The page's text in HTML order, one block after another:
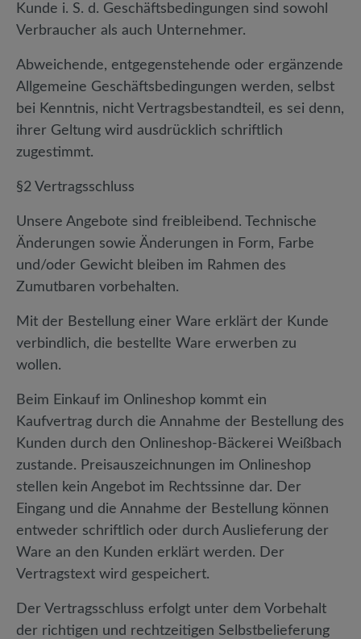
Kunde i. S. d. Geschäftsbedingungen sind sowohl
Verbraucher als auch Unternehmer.
Abweichende, entgegenstehende oder ergänzende
Allgemeine Geschäftsbedingungen werden, selbst
bei Kenntnis, nicht Vertragsbestandteil, es sei denn,
ihrer Geltung wird ausdrücklich schriftlich
zugestimmt.
§2 Vertragsschluss
Unsere Angebote sind freibleibend. Technische
Änderungen sowie Änderungen in Form, Farbe
und/oder Gewicht bleiben im Rahmen des
Zumutbaren vorbehalten.
Mit der Bestellung einer Ware erklärt der Kunde
verbindlich, die bestellte Ware erwerben zu
wollen.
Beim Einkauf im Onlineshop kommt ein
Kaufvertrag durch die Annahme der Bestellung des
Kunden durch den Onlineshop-Bäckerei Weißbach
zustande. Preisauszeichnungen im Onlineshop
stellen kein Angebot im Rechtssinne dar. Der
Eingang und die Annahme der Bestellung können
entweder schriftlich oder durch Auslieferung der
Ware an den Kunden erklärt werden. Der
Vertragstext wird gespeichert.
Der Vertragsschluss erfolgt unter dem Vorbehalt
der richtigen und rechtzeitigen Selbstbelieferung